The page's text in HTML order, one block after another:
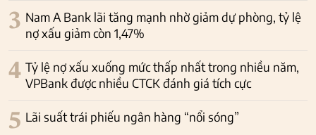
3 Nam A Bank lãi tăng mạnh nhờ giảm dự phòng, tỷ lệ
nợ xấu giảm còn 1,47%
4 Tỷ lệ nợ xấu xuống mức thấp nhất trong nhiều năm,
VPBank được nhiều CTCK đánh giá tích cực
5 Lãi suất trái phiếu ngân hàng “nổi sóng”